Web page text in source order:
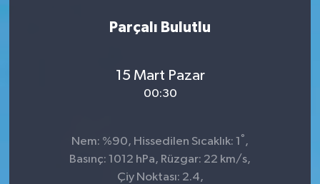
Parçalı Bulutlu
15 Mart Pazar
00:30
Nem: %90, Hissedilen Sıcaklık: 1 ° ,
Basınç: 1012 hPa, Rüzgar: 22 km/s,
Çiy Noktası: 2.4,